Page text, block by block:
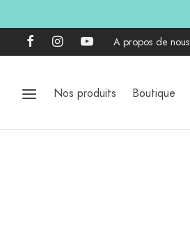
A propos de nous
Nos produits Boutique